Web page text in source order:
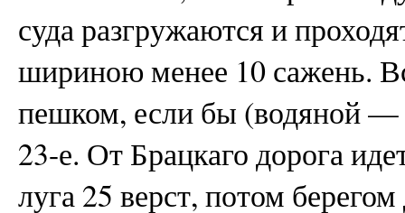
суда разгружаются и
шириною менее 10 сажень.
пешком, если бы (водяной —
23-е. От Брацкаго дорога
луга 25 верст, потом